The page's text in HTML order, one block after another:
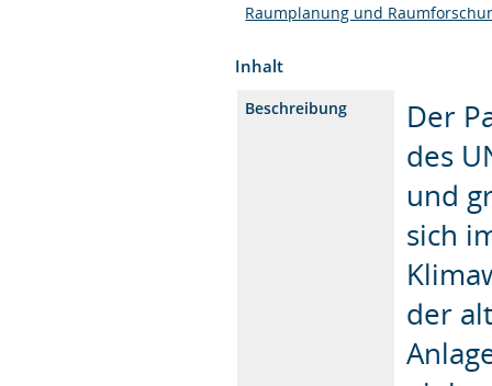
Raumplanung und
Inhalt
Beschreibung
Der
des
und
sich
der